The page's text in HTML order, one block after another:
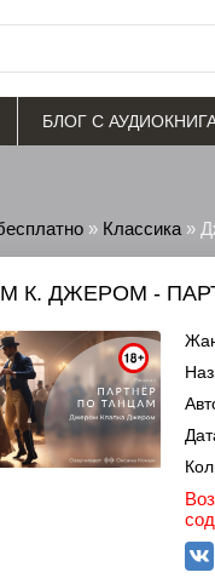
» Классика »
К. ДЖЕРОМ -
БЛОГ С